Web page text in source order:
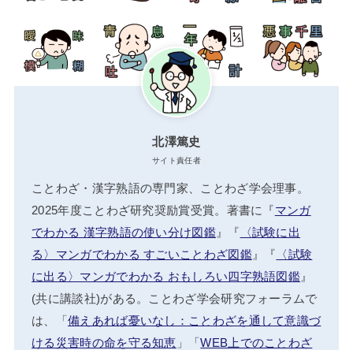
北澤篤史
サイト責任者
ことわざ・漢字熟語の専門家、ことわざ学会理事。
2025年度ことわざ研究奨励賞受賞。著書に『マンガ
でわかる 漢字熟語の使い分け図鑑』『 〈試験に出
る〉マンガでわかる すごいことわざ図鑑』『 〈試験
に出る〉マンガでわかる おもしろい四字熟語図鑑 』
(共に講談社)がある。ことわざ学会研究フォーラムで
は、「備えあれば憂いなし：ことわざを通して意識づ
ける災害時の命を守る知恵 」「WEB上でのことわざ